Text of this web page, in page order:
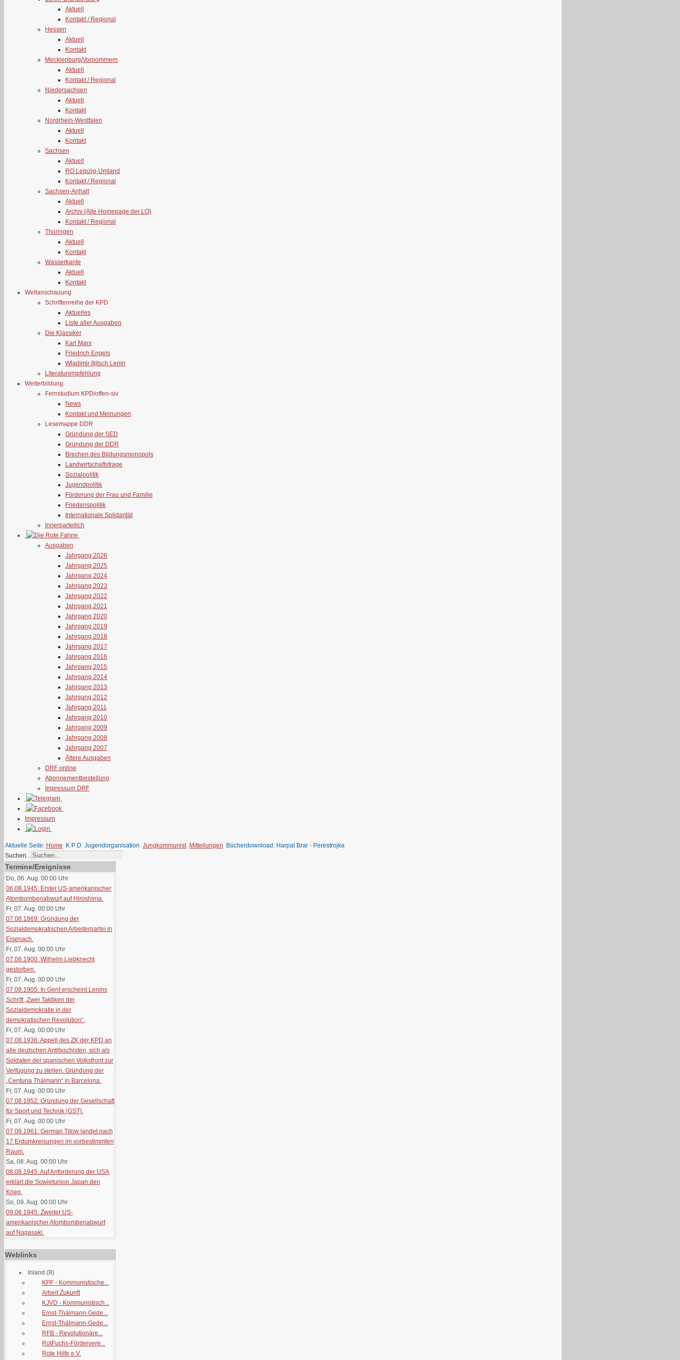
Aktuell
Kontakt / Regional
Hessen
Aktuell
Kontakt
Mecklenburg/Vorpommern
Aktuell
Kontakt / Regional
Niedersachsen
Aktuell
Kontakt
Nordrhein-Westfalen
Aktuell
Kontakt
Sachsen
Aktuell
RO Leipzig-Umland
Kontakt / Regional
Sachsen-Anhalt
Aktuell
Archiv (Alte Homepage der LO)
Kontakt / Regional
Thüringen
Aktuell
Kontakt
Wasserkante
Aktuell
Kontakt
Weltanschauung
Schriftenreihe der KPD
Aktuelles
Liste aller Ausgaben
Die Klassiker
Karl Marx
Friedrich Engels
Wladimir Iljitsch Lenin
Literaturempfehlung
Weiterbildung
Fernstudium KPD/offen-siv
News
Kontakt und Meinungen
Lesemappe DDR
Gründung der SED
Gründung der DDR
Brechen des Bildungsmonopols
Landwirtschaftsfrage
Sozialpolitik
Jugendpolitik
Förderung der Frau und Familie
Friedenspolitik
Internationale Solidarität
Innerparteilich
Ausgaben
Jahrgang 2026
Jahrgang 2025
Jahrgang 2024
Jahrgang 2023
Jahrgang 2022
Jahrgang 2021
Jahrgang 2020
Jahrgang 2019
Jahrgang 2018
Jahrgang 2017
Jahrgang 2016
Jahrgang 2015
Jahrgang 2014
Jahrgang 2013
Jahrgang 2012
Jahrgang 2011
Jahrgang 2010
Jahrgang 2009
Jahrgang 2008
Jahrgang 2007
Ältere Ausgaben
DRF online
Abonnementbestellung
Impressum DRF
Impressum
Aktuelle Seite: Home K P D Jugendorganisation Jungkommunist Mitteilungen
Bücherdownload: Harpal Brar - Perestrojka
Suchen...
Termine/Ereignisse
Do, 06. Aug. 00:00 Uhr
06.08.1945: Erster US-amerikanischer
Atombombenabwurf auf Hiroshima.
Fr, 07. Aug. 00:00 Uhr
07.08.1869: Gründung der
Sozialdemokratischen Arbeiterpartei in
Eisenach.
Fr, 07. Aug. 00:00 Uhr
07.08.1900: Wilhelm Liebknecht
gestorben.
Fr, 07. Aug. 00:00 Uhr
07.08.1905: In Genf erscheint Lenins
Schrift „Zwei Taktiken der
Sozialdemokratie in der
demokratischen Revolution“.
Fr, 07. Aug. 00:00 Uhr
07.08.1936: Appell des ZK der KPD an
alle deutschen Antifaschisten, sich als
Soldaten der spanischen Volksfront zur
Verfügung zu stellen. Gründung der
„Centuria Thälmann“ in Barcelona.
Fr, 07. Aug. 00:00 Uhr
07.08.1952: Gründung der Gesellschaft
für Sport und Technik (GST).
Fr, 07. Aug. 00:00 Uhr
07.08.1961: German Titow landet nach
17 Erdumkreisungen im vorbestimmten
Raum.
Sa, 08. Aug. 00:00 Uhr
08.08.1945: Auf Anforderung der USA
erklärt die Sowjetunion Japan den
Krieg.
So, 09. Aug. 00:00 Uhr
09.08.1945: Zweiter US-
amerikanischer Atombombenabwurf
auf Nagasaki.
Weblinks
Inland (8)
KPF - Kommunistische...
Arbeit Zukunft
KJVD - Kommunistisch...
Ernst-Thälmann-Gede...
Ernst-Thälmann-Gede...
RFB - Revolutionäre...
RotFuchs-Fördervere...
Rote Hilfe e.V.